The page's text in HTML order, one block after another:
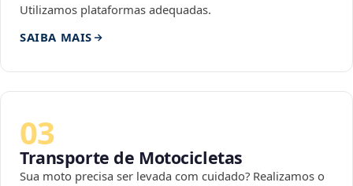
Utilizamos plataformas adequadas.
SAIBA MAIS
03
Transporte de Motocicletas
Sua moto precisa ser levada com cuidado? Realizamos o